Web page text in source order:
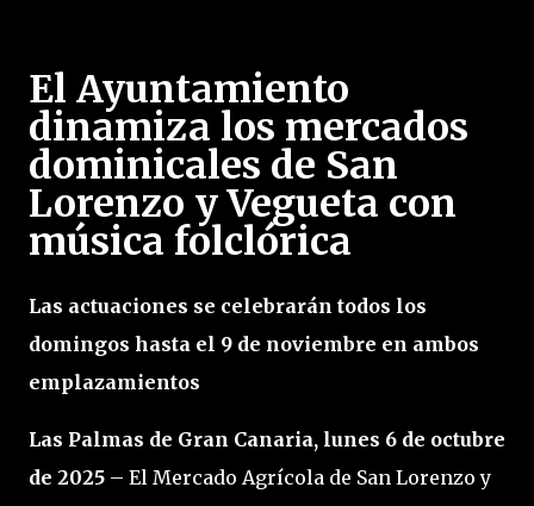
El Ayuntamiento
dinamiza los mercados
dominicales de San
Lorenzo y Vegueta con
música folclórica
Las actuaciones se celebrarán todos los
domingos hasta el 9 de noviembre en ambos
emplazamientos
Las Palmas de Gran Canaria, lunes 6 de octubre
de 2025 – El Mercado Agrícola de San Lorenzo y